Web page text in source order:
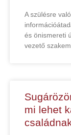
A szülésre
és önismereti
vezető
mi lehet